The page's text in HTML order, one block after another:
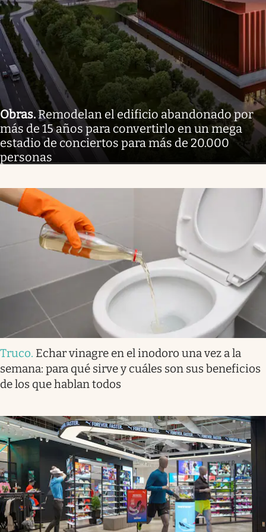
Obras.Remodelan el edificio abandonado por
más de 15 años para convertirlo en un mega
estadio de conciertos para más de 20.000
personas
Truco. Echar vinagre en el inodoro una vez a la
semana: para qué sirve y cuáles son sus beneficios
de los que hablan todos